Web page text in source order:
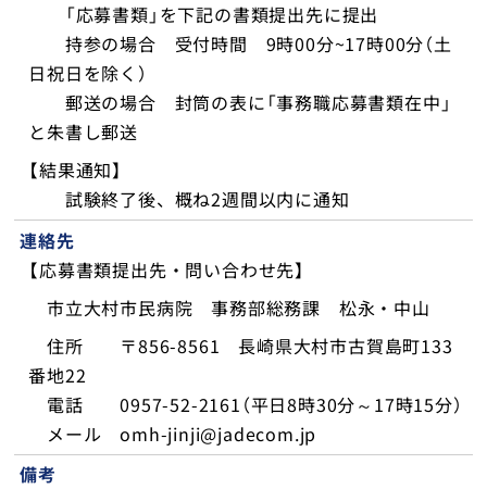
「応募書類」を下記の書類提出先に提出
持参の場合 受付時間 9時00分~17時00分（土
日祝日を除く）
郵送の場合 封筒の表に「事務職応募書類在中 」
と朱書し郵送
【結果通知】
試験終了後、概ね2週間以内に通知
連絡先
【応募書類提出先・問い合わせ先】
市立大村市民病院 事務部総務課 松永・中山
住所 〒856-8561 長崎県大村市古賀島町133
番地22
電話 0957-52-2161（平日8時30分～17時15分）
メール omh-jinji@jadecom.jp
備考